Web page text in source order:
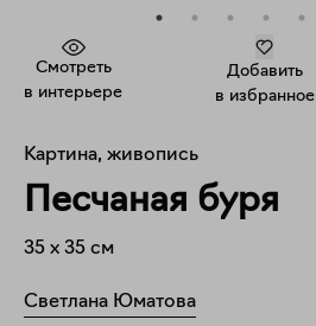
Смотреть
в интерьере
Добавить
в избранное
Картина, живопись
Песчаная буря
35 x 35 см
Светлана Юматова